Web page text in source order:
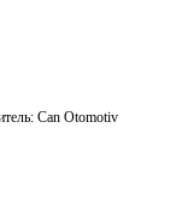
Can Otomotiv